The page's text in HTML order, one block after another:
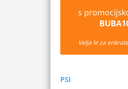
s
Velja le za
PSI